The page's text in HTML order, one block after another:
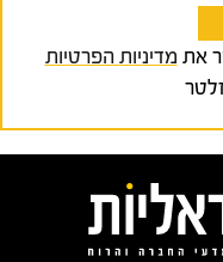
את מדיניות הפרטיות